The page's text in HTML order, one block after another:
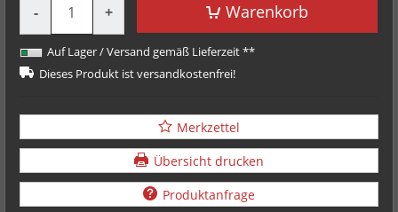
- + Warenkorb
Auf Lager / Versand gemäß Lieferzeit **
Dieses Produkt ist versandkostenfrei!
Merkzettel
Übersicht drucken
Produktanfrage